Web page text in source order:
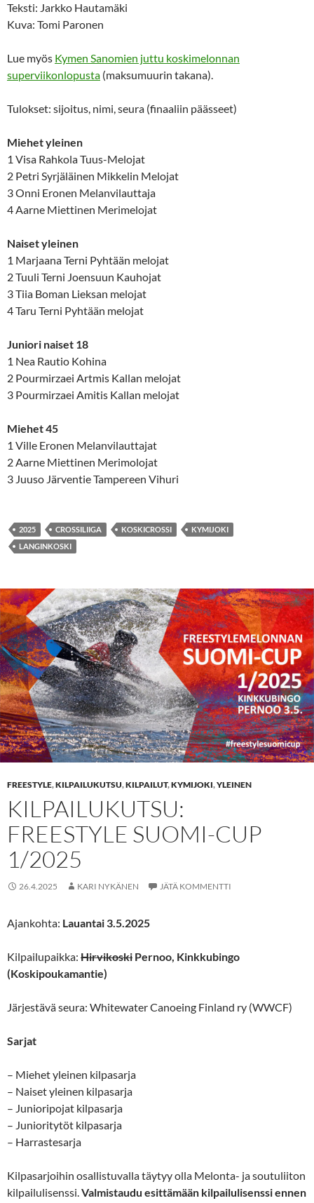
Teksti: Jarkko Hautamäki
Kuva: Tomi Paronen
Lue myös Kymen Sanomien juttu koskimelonnan
superviikonlopusta (maksumuurin takana).
Tulokset: sijoitus, nimi, seura (finaaliin päässeet)
Miehet yleinen
1 Visa Rahkola Tuus-Melojat
2 Petri Syrjäläinen Mikkelin Melojat
3 Onni Eronen Melanvilauttaja
4 Aarne Miettinen Merimelojat
Naiset yleinen
1 Marjaana Terni Pyhtään melojat
2 Tuuli Terni Joensuun Kauhojat
3 Tiia Boman Lieksan melojat
4 Taru Terni Pyhtään melojat
Juniori naiset 18
1 Nea Rautio Kohina
2 Pourmirzaei Artmis Kallan melojat
3 Pourmirzaei Amitis Kallan melojat
Miehet 45
1 Ville Eronen Melanvilauttajat
2 Aarne Miettinen Merimolojat
3 Juuso Järventie Tampereen Vihuri
2025 CROSSILIIGA KOSKICROSSI
KYMIJOKI
LANGINKOSKI
FREESTYLE,KILPAILUKUTSU,KILPAILUT,KYMIJOKI,YLEINEN
KILPAILUKUTSU:
FREESTYLE SUOMI-CUP
1/2025
26.4.2025 KARI NYKÄNEN JÄTÄ KOMMENTTI
Ajankohta: Lauantai 3.5.2025
Kilpailupaikka: Hirvikoski Pernoo, Kinkkubingo
(Koskipoukamantie)
Järjestävä seura: Whitewater Canoeing Finland ry (WWCF)
Sarjat
– Miehet yleinen kilpasarja
– Naiset yleinen kilpasarja
– Junioripojat kilpasarja
– Junioritytöt kilpasarja
– Harrastesarja
Kilpasarjoihin osallistuvalla täytyy olla Melonta- ja soutuliiton
kilpailulisenssi.Valmistaudu esittämään kilpailulisenssi ennen